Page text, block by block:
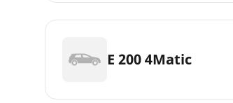
E 200 4Matic